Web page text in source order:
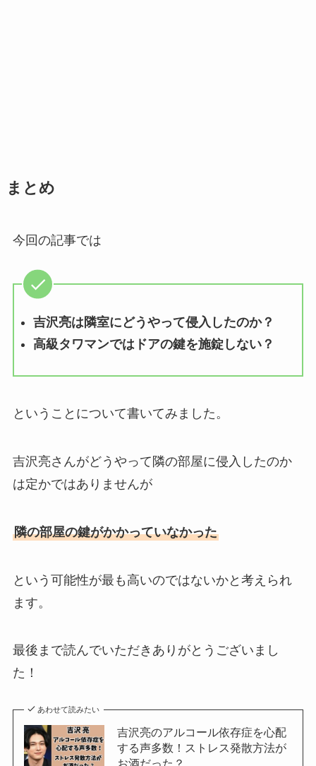
まとめ
今回の記事では
吉沢亮は隣室にどうやって侵入したのか？
高級タワマンではドアの鍵を施錠しない？
ということについて書いてみました。
吉沢亮さんがどうやって隣の部屋に侵入したのか
は定かではありませんが
隣の部屋の鍵がかかっていなかった
という可能性が最も高いのではないかと考えられ
ます。
最後まで読んでいただきありがとうございまし
た！
あわせて読みたい
吉沢亮のアルコール依存症を心配
する声多数！ストレス発散方法が
お酒だった？